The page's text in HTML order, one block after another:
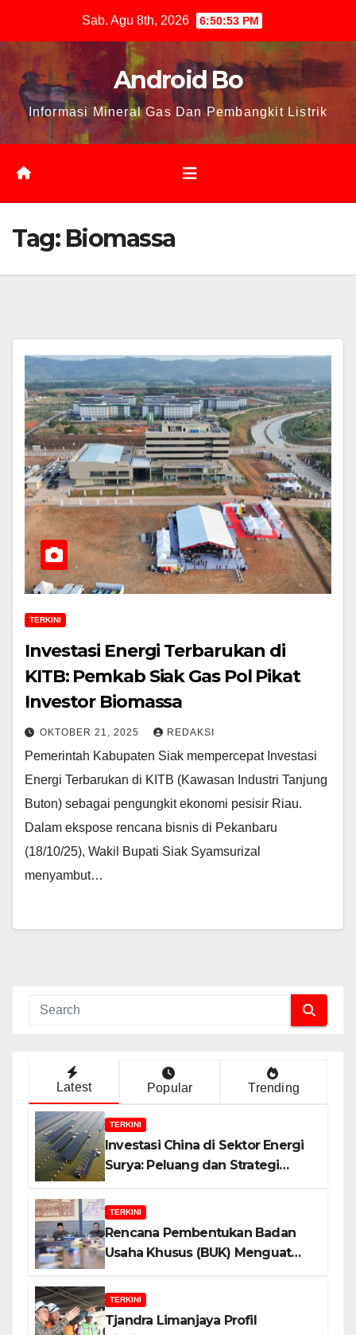
content
Sab. Agu 8th, 2026 6:50:54 PM
Android Bo
Informasi Mineral Gas Dan Pembangkit Listrik
Tag: Biomassa
TERKINI
Investasi Energi Terbarukan di
KITB: Pemkab Siak Gas Pol Pikat
Investor Biomassa
OKTOBER 21, 2025 REDAKSI
Pemerintah Kabupaten Siak mempercepat Investasi
Energi Terbarukan di KITB (Kawasan Industri Tanjung
Buton) sebagai pengungkit ekonomi pesisir Riau.
Dalam ekspose rencana bisnis di Pekanbaru
(18/10/25), Wakil Bupati Siak Syamsurizal
menyambut…
Latest Popular Trending
TERKINI
Investasi China di Sektor Energi
Surya: Peluang dan Strategi
TERKINI
Rencana Pembentukan Badan
Usaha Khusus (BUK) Menguat
Alasannya!
TERKINI
Tjandra Limanjaya Profil